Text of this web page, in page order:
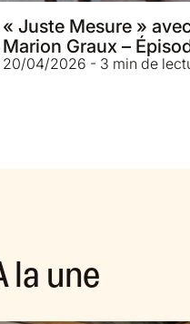
« Juste Mesure »
Marion Graux –
Dresser la table
20/04/2026 - 3 min de
la une